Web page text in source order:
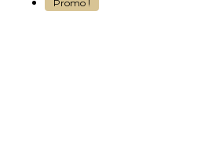
Promo !